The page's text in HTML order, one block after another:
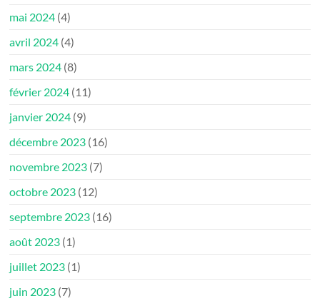
mai 2024 (4)
avril 2024 (4)
mars 2024 (8)
février 2024 (11)
janvier 2024 (9)
décembre 2023 (16)
novembre 2023 (7)
octobre 2023 (12)
septembre 2023 (16)
août 2023 (1)
juillet 2023 (1)
juin 2023 (7)